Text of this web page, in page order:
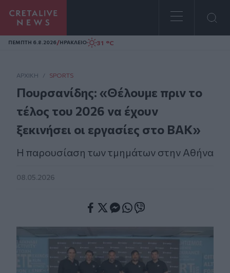
Homepage
ΠΕΜΠΤΗ 6.8.2026/ΗΡΑΚΛΕΙΟ 31 °C
ΑΡΧΙΚΗ / SPORTS
Πουρσανίδης: «Θέλουμε πριν το
τέλος του 2026 να έχουν
ξεκινήσει οι εργασίες στο ΒΑΚ»
Η παρουσίαση των τμημάτων στην Αθήνα
08.05.2026